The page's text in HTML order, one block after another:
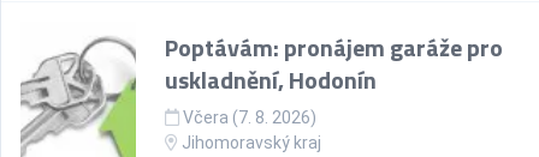
Poptávám: pronájem garáže pro
uskladnění, Hodonín
Včera (7. 8. 2026)
Jihomoravský kraj